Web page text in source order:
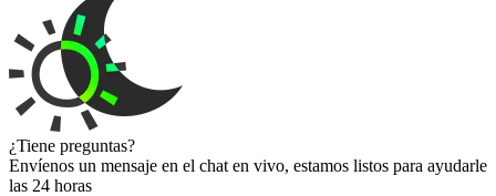
¿Tiene preguntas?
Envíenos un mensaje en el chat en vivo, estamos listos para ayudarle
las 24 horas